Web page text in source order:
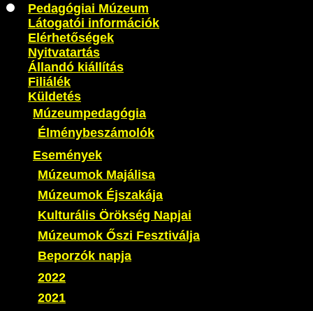
Pedagógiai Múzeum
Látogatói információk
Elérhetőségek
Nyitvatartás
Állandó kiállítás
Filiálék
Küldetés
Múzeumpedagógia
Élménybeszámolók
Események
Múzeumok Majálisa
Múzeumok Éjszakája
Kulturális Örökség Napjai
Múzeumok Őszi Fesztiválja
Beporzók napja
2022
2021